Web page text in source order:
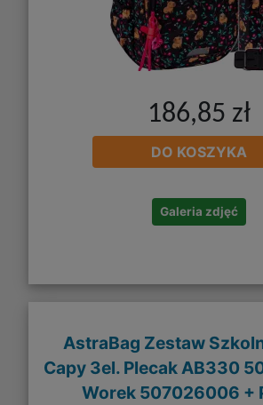
186,85 zł
DO KOSZYKA
Galeria zdjęć
AstraBag Zestaw
Capy 3el. Plecak AB330
Worek 507026006 +